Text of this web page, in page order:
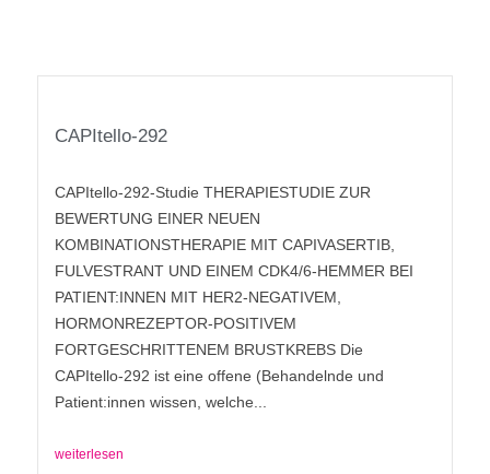
CAPItello-292
CAPItello-292-Studie THERAPIESTUDIE ZUR
BEWERTUNG EINER NEUEN
KOMBINATIONSTHERAPIE MIT CAPIVASERTIB,
FULVESTRANT UND EINEM CDK4/6-HEMMER BEI
PATIENT:INNEN MIT HER2-NEGATIVEM,
HORMONREZEPTOR-POSITIVEM
FORTGESCHRITTENEM BRUSTKREBS Die
CAPItello-292 ist eine offene (Behandelnde und
Patient:innen wissen, welche...
weiterlesen